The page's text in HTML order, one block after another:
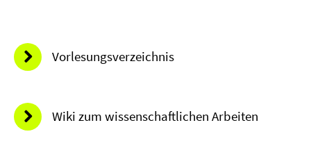
Vorlesungsverzeichnis
Wiki zum wissenschaftlichen Arbeiten